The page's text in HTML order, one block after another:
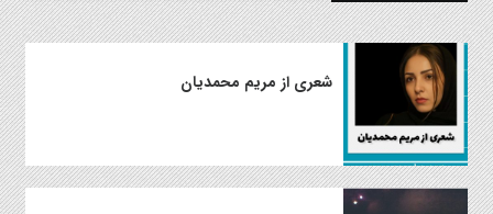
شعری از مریم محمدیان